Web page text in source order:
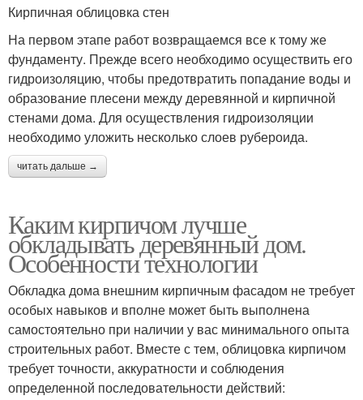
Кирпичная облицовка стен
На первом этапе работ возвращаемся все к тому же
фундаменту. Прежде всего необходимо осуществить его
гидроизоляцию, чтобы предотвратить попадание воды и
образование плесени между деревянной и кирпичной
стенами дома. Для осуществления гидроизоляции
необходимо уложить несколько слоев рубероида.
читать дальше →
Каким кирпичом лучше
обкладывать деревянный дом.
Особенности технологии
Обкладка дома внешним кирпичным фасадом не требует
особых навыков и вполне может быть выполнена
самостоятельно при наличии у вас минимального опыта
строительных работ. Вместе с тем, облицовка кирпичом
требует точности, аккуратности и соблюдения
определенной последовательности действий: